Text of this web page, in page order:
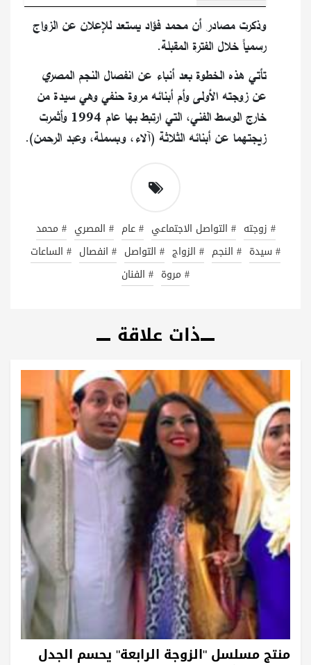
وذكرت مصادر أن محمد فؤاد يستعد للإعلان عن الزواج
رسمياً خلال الفترة المقبلة.
تأتي هذه الخطوة بعد أنباء عن انفصال النجم المصري
عن زوجته الأولى وأم أبنائه مروة حنفي وهي سيدة من
خارج الوسط الفني، التي ارتبط بها عام 1994 وأثمرت
زيجتهما عن أبنائه الثلاثة (آلاء، وبسملة، وعبد الرحمن).
# زوجته # التواصل الاجتماعي # عام # المصري # محمد
# سيدة # النجم # الزواج # التواصل # انفصال # الساعات
# مروة # الفنان
ذات علاقة
منتج مسلسل "الزوجة الرابعة" يحسم الجدل